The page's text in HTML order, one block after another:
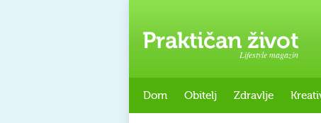
Lifestyle magazin
Dom Obitelj Zdravlje